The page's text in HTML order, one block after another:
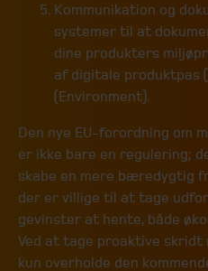
Kommunikation og
systemer til at
dine produkters
af digitale produktpas
(Environment).
Den nye EU-forordning om
er ikke bare en regulering;
skabe en mere bæredygtig
der er villige til at tage
gevinster at hente, både
Ved at tage proaktive skridt
kun overholde den